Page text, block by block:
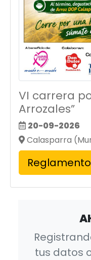
VI carrera
Arrozales”
20-09-2026
Calasparra
Reglamento
tus datos